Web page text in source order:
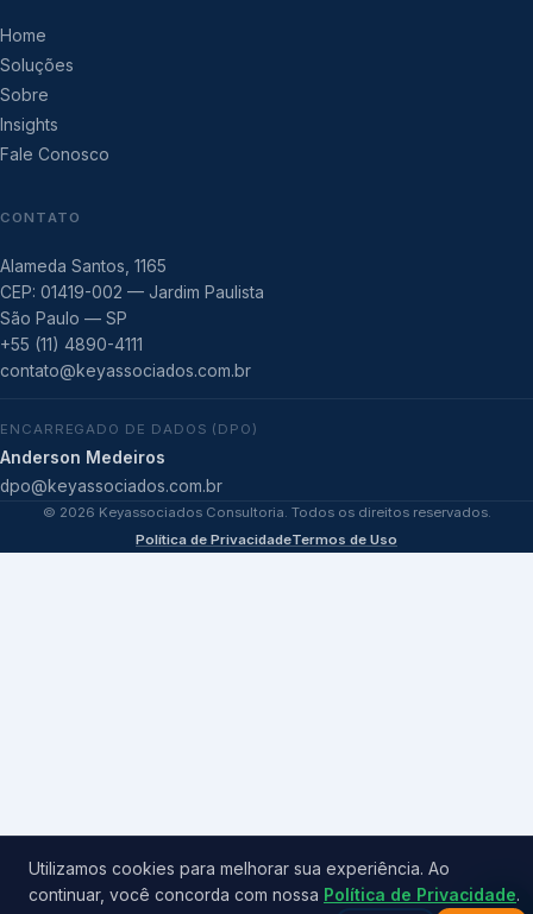
Home
Soluções
Sobre
Insights
Fale Conosco
CONTATO
Alameda Santos, 1165
CEP: 01419-002 — Jardim Paulista
São Paulo — SP
+55 (11) 4890-4111
contato@keyassociados.com.br
ENCARREGADO DE DADOS (DPO)
Anderson Medeiros
dpo@keyassociados.com.br
© 2026 Keyassociados Consultoria. Todos os direitos reservados.
Política de PrivacidadeTermos de Uso
Utilizamos cookies para melhorar sua experiência. Ao
continuar, você concorda com nossa Política de Privacidade.